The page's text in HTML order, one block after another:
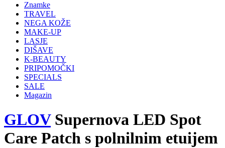
Znamke
TRAVEL
NEGA KOŽE
MAKE-UP
LASJE
DIŠAVE
K-BEAUTY
PRIPOMOČKI
SPECIALS
SALE
Magazin
GLOVSupernova LED Spot
Care Patch s polnilnim etuijem